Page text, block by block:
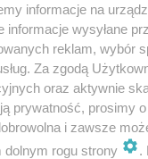
informacje na
informacje wysyłane
reklam, wybór
Za zgodą
oraz aktywnie
prywatność, prosimy
i zawsze
dolnym rogu strony
.